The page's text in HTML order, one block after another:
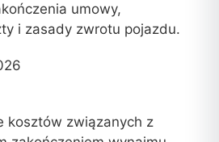
umowy,
i zasady zwrotu pojazdu.